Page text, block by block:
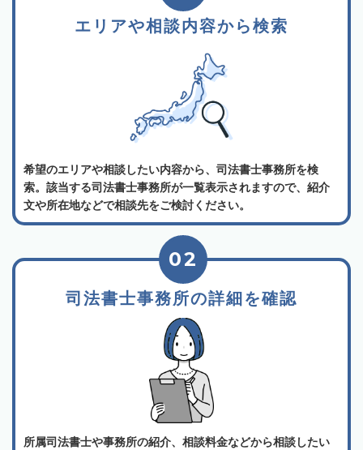
エリアや相談内容から検索
希望のエリアや相談したい内容から、司法書士事務所を検
索。該当する司法書士事務所が一覧表示されますので、紹介
文や所在地などで相談先をご検討ください。
司法書士事務所の詳細を確認
02
所属司法書士や事務所の紹介、相談料金などから相談したい